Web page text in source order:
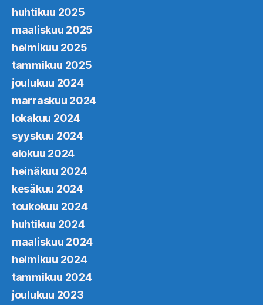
huhtikuu 2025
maaliskuu 2025
helmikuu 2025
tammikuu 2025
joulukuu 2024
marraskuu 2024
lokakuu 2024
syyskuu 2024
elokuu 2024
heinäkuu 2024
kesäkuu 2024
toukokuu 2024
huhtikuu 2024
maaliskuu 2024
helmikuu 2024
tammikuu 2024
joulukuu 2023